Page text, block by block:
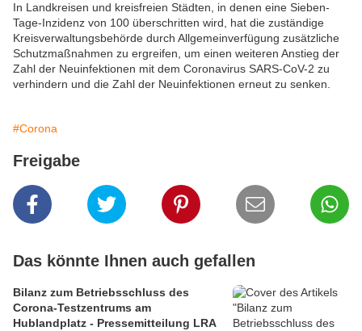
In Landkreisen und kreisfreien Städten, in denen eine Sieben-
Tage-Inzidenz von 100 überschritten wird, hat die zuständige
Kreisverwaltungsbehörde durch Allgemeinverfügung zusätzliche
Schutzmaßnahmen zu ergreifen, um einen weiteren Anstieg der
Zahl der Neuinfektionen mit dem Coronavirus SARS-CoV-2 zu
verhindern und die Zahl der Neuinfektionen erneut zu senken.
#Corona
Freigabe
Das könnte Ihnen auch gefallen
Bilanz zum Betriebsschluss des
Corona-Testzentrums am
Hublandplatz - Pressemitteilung LRA